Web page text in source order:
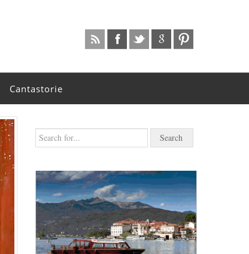
Cantastorie